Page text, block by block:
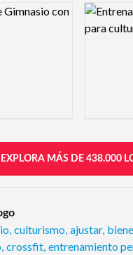
Logo
EXPLORA MÁS DE 438.000
culturismo ajustar,
crossfit entrenamiento